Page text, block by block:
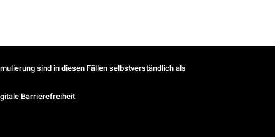
sind in diesen Fällen selbstverständlich als
Barrierefreiheit